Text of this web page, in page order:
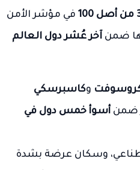
في مؤشر الأمن
ضمن آخر عُشر دول العالم
وكاسبرسكي
ضمن أسوأ خمس دول في
وسكان عرضة بشدة